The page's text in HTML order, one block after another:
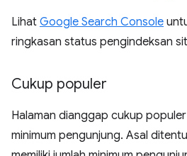
Lihat Google Search Console
ringkasan status pengindeksan
Cukup populer
Halaman dianggap cukup populer
minimum pengunjung. Asal